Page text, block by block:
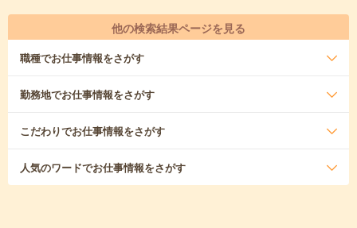
他の検索結果ページを見る
職種でお仕事情報をさがす
勤務地でお仕事情報をさがす
こだわりでお仕事情報をさがす
人気のワードでお仕事情報をさがす